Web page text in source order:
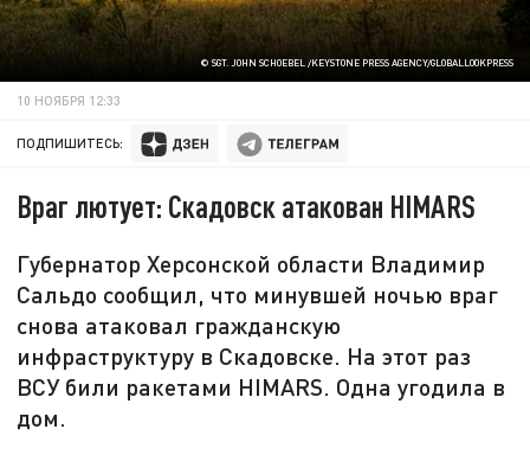
© SGT. JOHN SCHOEBEL /KEYSTONE PRESS AGENCY/GLOBALLOOKPRESS
10 НОЯБРЯ 12:33
ПОДПИШИТЕСЬ:
Враг лютует: Скадовск атакован HIMARS
Губернатор Херсонской области Владимир
Сальдо сообщил, что минувшей ночью враг
снова атаковал гражданскую
инфраструктуру в Скадовске. На этот раз
ВСУ били ракетами HIMARS. Одна угодила в
дом.